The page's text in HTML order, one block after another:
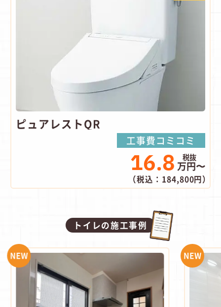
ピュアレストQR
工事費コミコミ
16.8 万円〜
（税込：184,800円）
トイレの施工事例
NEW NEW